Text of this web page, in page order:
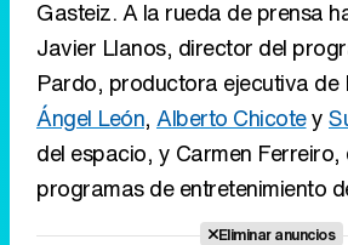
Gasteiz. A la rueda de prensa
Javier Llanos, director del
Pardo, productora ejecutiva de
Ángel León, Alberto Chicotey
del espacio, y Carmen
programas de entretenimiento
Eliminar anuncios